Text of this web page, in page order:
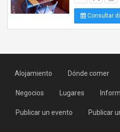
Consultar
Alojamiento Dónde comer
Negocios Lugares
Publicar un evento Publicar